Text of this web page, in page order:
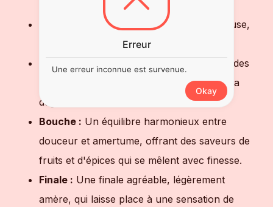
Une belle couleur dorée et lumineuse,
surmontée d'une mousse crémeuse.
Nez :
Des arômes floraux et fruités, avec des
notes de céréales et de miel qui invitent à la
dégustation.
Bouche : Un équilibre harmonieux entre
douceur et amertume, offrant des saveurs de
fruits et d'épices qui se mêlent avec finesse.
Finale : Une finale agréable, légèrement
amère, qui laisse place à une sensation de
Erreur
Une erreur inconnue est survenue.
Okay